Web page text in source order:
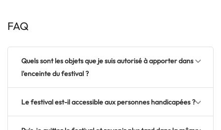
FAQ
Quels sont les objets que je suis autorisé à apporter dans
l'enceinte du festival ?
Le festival est-il accessible aux personnes handicapées ?